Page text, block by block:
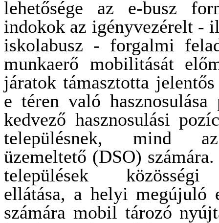
lehetősége az e-busz
indokok az igényvezérelt -
iskolabusz - forgalmi
munkaerő mobilitását
járatok támasztotta
e téren való
kedvező hasznosulási
településnek, mind
üzemeltető (DSO)
települések közösségi
ellátása, a helyi megújuló
számára mobil tározó